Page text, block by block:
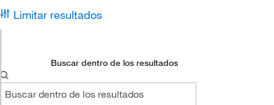
Limitar resultados
Buscar dentro de los resultados